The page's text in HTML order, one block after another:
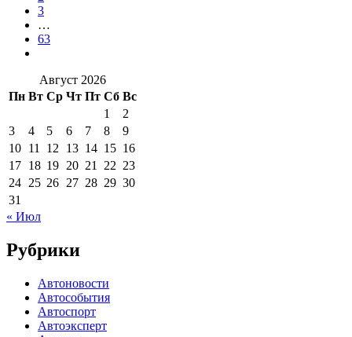
3
…
63
Август 2026
Пн Вт Ср Чт Пт Сб Вс
1
2
3
4 5 6 7 8
9
10 11 12 13 14 15 16
17 18 19 20 21 22 23
24 25 26 27 28 29 30
31
« Июл
Рубрики
Автоновости
Автособытия
Автоспорт
Автоэксперт